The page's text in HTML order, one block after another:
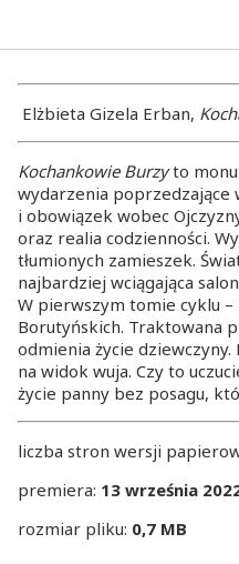
Elżbieta Gizela Erban,
Kochankowie Burzyto
wydarzenia poprzedzające
i obowiązek wobec
oraz realia codzienności.
tłumionych zamieszek.
najbardziej wciągająca
W pierwszym tomie cyklu –
Borutyńskich. Traktowana
odmienia życie
na widok wuja. Czy to
życie panny bez posagu,
liczba stron wersji
premiera: 13 września
rozmiar pliku: 0,7 MB